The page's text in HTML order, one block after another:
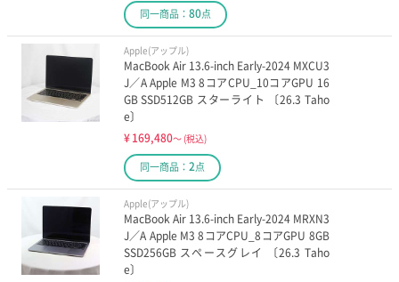
同一商品： 80点
Apple(アップル)
MacBook Air 13.6-inch Early-2024 MXCU3
J／A Apple M3 8コアCPU_10コアGPU 16
GB SSD512GB スターライト 〔26.3 Taho
e〕
¥169,480～ (税込)
同一商品： 2点
Apple(アップル)
MacBook Air 13.6-inch Early-2024 MRXN3
J／A Apple M3 8コアCPU_8コアGPU 8GB
SSD256GB スペースグレイ 〔26.3 Taho
e〕